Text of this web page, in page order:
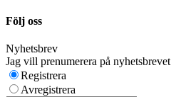
Följ oss
Nyhetsbrev
Jag vill prenumerera på nyhetsbrevet
Registrera
Avregistrera